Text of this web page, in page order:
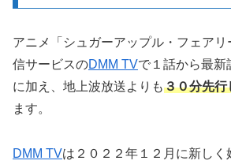
アニメ「シュガーアップル・フェア
信サービスのDMM TVで１話から最新
に加え、地上波放送よりも３０分先行
ます。
DMM TVは２０２２年１２月に新しく